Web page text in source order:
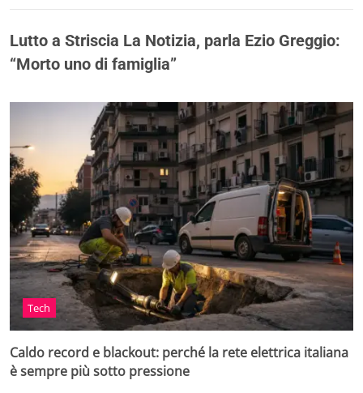
Lutto a Striscia La Notizia, parla Ezio Greggio:
“Morto uno di famiglia”
Tech
Caldo record e blackout: perché la rete elettrica italiana
è sempre più sotto pressione